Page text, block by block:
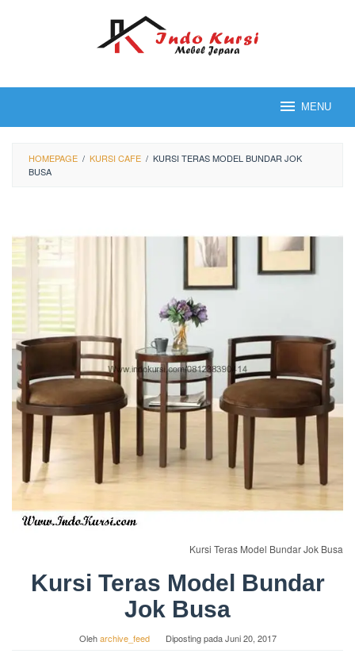
MENU
HOMEPAGE / KURSI CAFE / KURSI TERAS MODEL BUNDAR JOK
BUSA
Kursi Teras Model Bundar Jok Busa
Kursi Teras Model Bundar
Jok Busa
Oleharchive_feed Diposting padaJuni 20, 2017